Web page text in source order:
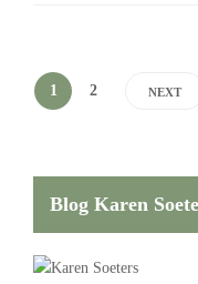
1 2 NEXT
Blog Karen